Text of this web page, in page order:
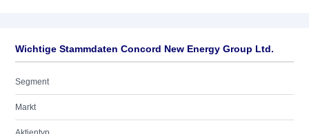
Wichtige Stammdaten Concord New Energy Group Ltd.
Segment
Markt